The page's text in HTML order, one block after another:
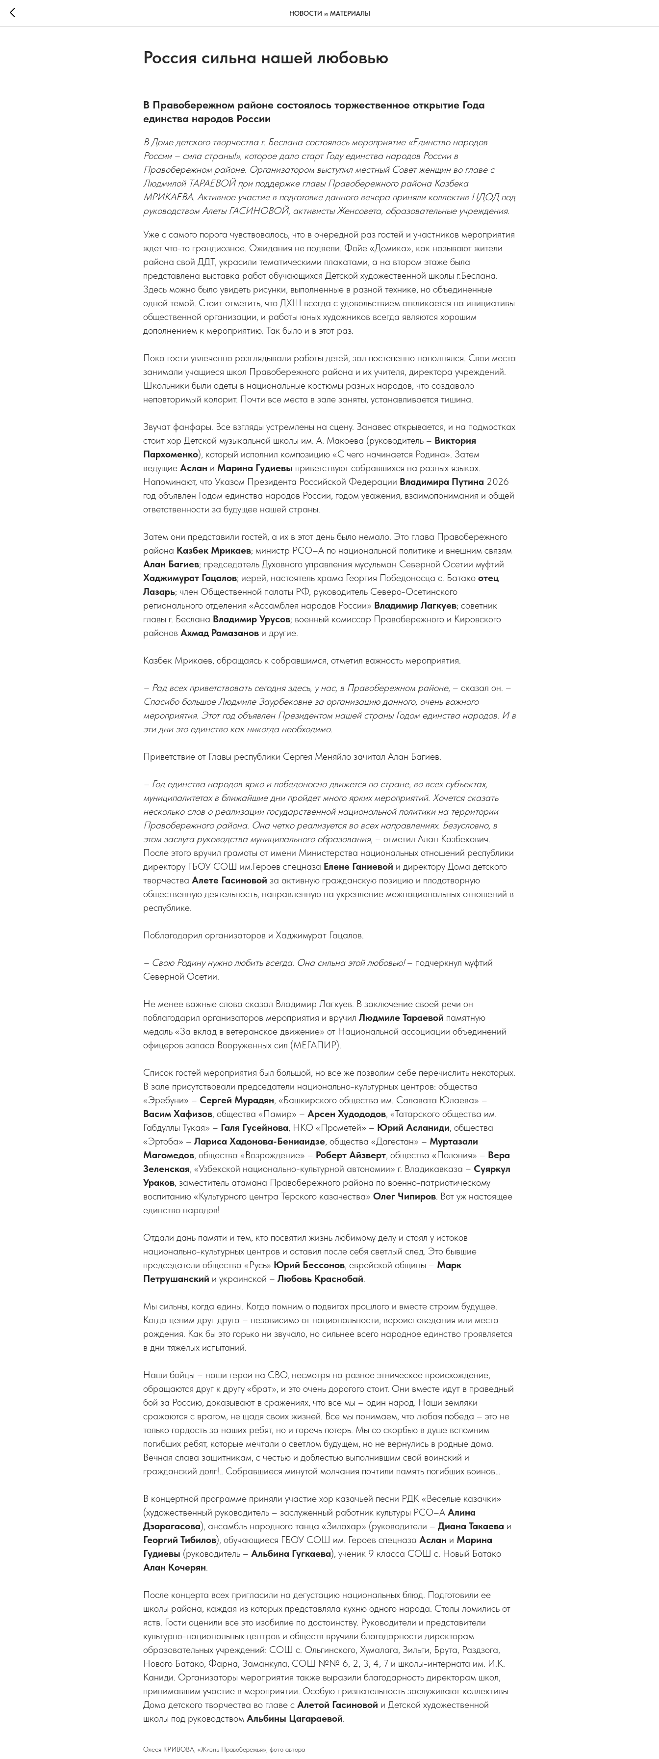
НОВОСТИ и МАТЕРИАЛЫ
Россия сильна нашей любовью
В Правобережном районе состоялось торжественное открытие Года
единства народов России
В Доме детского творчества г. Беслана состоялось мероприятие «Единство народов
России – сила страны!», которое дало старт Году единства народов России в
Правобережном районе. Организатором выступил местный Совет женщин во главе с
Людмилой ТАРАЕВОЙ при поддержке главы Правобережного района Казбека
МРИКАЕВА. Активное участие в подготовке данного вечера приняли коллектив ЦДОД под
руководством Алеты ГАСИНОВОЙ, активисты Женсовета, образовательные учреждения.
Уже с самого порога чувствовалось, что в очередной раз гостей и участников мероприятия
ждет что-то грандиозное. Ожидания не подвели. Фойе «Домика», как называют жители
района свой ДДТ, украсили тематическими плакатами, а на втором этаже была
представлена выставка работ обучающихся Детской художественной школы г.Беслана.
Здесь можно было увидеть рисунки, выполненные в разной технике, но объединенные
одной темой. Стоит отметить, что ДХШ всегда с удовольствием откликается на инициативы
общественной организации, и работы юных художников всегда являются хорошим
дополнением к мероприятию. Так было и в этот раз.
Пока гости увлеченно разглядывали работы детей, зал постепенно наполнялся. Свои места
занимали учащиеся школ Правобережного района и их учителя, директора учреждений.
Школьники были одеты в национальные костюмы разных народов, что создавало
неповторимый колорит. Почти все места в зале заняты, устанавливается тишина.
Звучат фанфары. Все взгляды устремлены на сцену. Занавес открывается, и на подмостках
стоит хор Детской музыкальной школы им. А. Макоева (руководитель – Виктория
Пархоменко), который исполнил композицию «С чего начинается Родина». Затем
ведущие Аслан и Марина Гудиевы приветствуют собравшихся на разных языках.
Напоминают, что Указом Президента Российской Федерации Владимира Путина 2026
год объявлен Годом единства народов России, годом уважения, взаимопонимания и общей
ответственности за будущее нашей страны.
Затем они представили гостей, а их в этот день было немало. Это глава Правобережного
района Казбек Мрикаев; министр РСО–А по национальной политике и внешним связям
Алан Багиев; председатель Духовного управления мусульман Северной Осетии муфтий
Хаджимурат Гацалов; иерей, настоятель храма Георгия Победоносца с. Батако отец
Лазарь; член Общественной палаты РФ, руководитель Северо-Осетинского
регионального отделения «Ассамблея народов России» Владимир Лагкуев; советник
главы г. Беслана Владимир Урусов; военный комиссар Правобережного и Кировского
районов Ахмад Рамазанов и другие.
Казбек Мрикаев, обращаясь к собравшимся, отметил важность мероприятия.
– Рад всех приветствовать сегодня здесь, у нас, в Правобережном районе, – сказал он. –
Спасибо большое Людмиле Заурбековне за организацию данного, очень важного
мероприятия. Этот год объявлен Президентом нашей страны Годом единства народов. И в
эти дни это единство как никогда необходимо.
Приветствие от Главы республики Сергея Меняйло зачитал Алан Багиев.
– Год единства народов ярко и победоносно движется по стране, во всех субъектах,
муниципалитетах в ближайшие дни пройдет много ярких мероприятий. Хочется сказать
несколько слов о реализации государственной национальной политики на территории
Правобережного района. Она четко реализуется во всех направлениях. Безусловно, в
этом заслуга руководства муниципального образования, – отметил Алан Казбекович.
После этого вручил грамоты от имени Министерства национальных отношений республики
директору ГБОУ СОШ им.Героев спецназа Елене Ганиевой и директору Дома детского
творчества Алете Гасиновой за активную гражданскую позицию и плодотворную
общественную деятельность, направленную на укрепление межнациональных отношений в
республике.
Поблагодарил организаторов и Хаджимурат Гацалов.
– Свою Родину нужно любить всегда. Она сильна этой любовью!– подчеркнул муфтий
Северной Осетии.
Не менее важные слова сказал Владимир Лагкуев. В заключение своей речи он
поблагодарил организаторов мероприятия и вручил Людмиле Тараевой памятную
медаль «За вклад в ветеранское движение» от Национальной ассоциации объединений
офицеров запаса Вооруженных сил (МЕГАПИР).
Список гостей мероприятия был большой, но все же позволим себе перечислить некоторых.
В зале присутствовали председатели национально-культурных центров: общества
«Эребуни» – Сергей Мурадян, «Башкирского общества им. Салавата Юлаева» –
Васим Хафизов, общества «Памир» – Арсен Худододов, «Татарского общества им.
Габдуллы Тукая» – Галя Гусейнова, НКО «Прометей» – Юрий Асланиди, общества
«Эртоба» – Лариса Хадонова-Бениаидзе, общества «Дагестан» – Муртазали
Магомедов, общества «Возрождение» – Роберт Айзверт, общества «Полония» – Вера
Зеленская, «Узбекской национально-культурной автономии» г. Владикавказа – Суяркул
Ураков, заместитель атамана Правобережного района по военно-патриотическому
воспитанию «Культурного центра Терского казачества» Олег Чипиров. Вот уж настоящее
единство народов!
Отдали дань памяти и тем, кто посвятил жизнь любимому делу и стоял у истоков
национально-культурных центров и оставил после себя светлый след. Это бывшие
председатели общества «Русь» Юрий Бессонов, еврейской общины – Марк
Петрушанский и украинской – Любовь Краснобай.
Мы сильны, когда едины. Когда помним о подвигах прошлого и вместе строим будущее.
Когда ценим друг друга – независимо от национальности, вероисповедания или места
рождения. Как бы это горько ни звучало, но сильнее всего народное единство проявляется
в дни тяжелых испытаний.
Наши бойцы – наши герои на СВО, несмотря на разное этническое происхождение,
обращаются друг к другу «брат», и это очень дорогого стоит. Они вместе идут в праведный
бой за Россию, доказывают в сражениях, что все мы – один народ. Наши земляки
сражаются с врагом, не щадя своих жизней. Все мы понимаем, что любая победа – это не
только гордость за наших ребят, но и горечь потерь. Мы со скорбью в душе вспомним
погибших ребят, которые мечтали о светлом будущем, но не вернулись в родные дома.
Вечная слава защитникам, с честью и доблестью выполнившим свой воинский и
гражданский долг!.. Собравшиеся минутой молчания почтили память погибших воинов…
В концертной программе приняли участие хор казачьей песни РДК «Веселые казачки»
(художественный руководитель – заслуженный работник культуры РСО–А Алина
Дзарагасова), ансамбль народного танца «Зилахар» (руководители – Диана Такаева и
Георгий Тибилов), обучающиеся ГБОУ СОШ им. Героев спецназа Аслан и Марина
Гудиевы (руководитель – Альбина Гугкаева), ученик 9 класса СОШ с. Новый Батако
Алан Кочерян.
После концерта всех пригласили на дегустацию национальных блюд. Подготовили ее
школы района, каждая из которых представляла кухню одного народа. Столы ломились от
яств. Гости оценили все это изобилие по достоинству. Руководители и представители
культурно-национальных центров и обществ вручили благодарности директорам
образовательных учреждений: СОШ с. Ольгинского, Хумалага, Зильги, Брута, Раздзога,
Нового Батако, Фарна, Заманкула, СОШ №№ 6, 2, 3, 4, 7 и школы-интерната им. И.К.
Каниди. Организаторы мероприятия также выразили благодарность директорам школ,
принимавшим участие в мероприятии. Особую признательность заслуживают коллективы
Дома детского творчества во главе с Алетой Гасиновой и Детской художественной
школы под руководством Альбины Цагараевой.
Олеся КРИВОВА, «Жизнь Правобережья», фото автора